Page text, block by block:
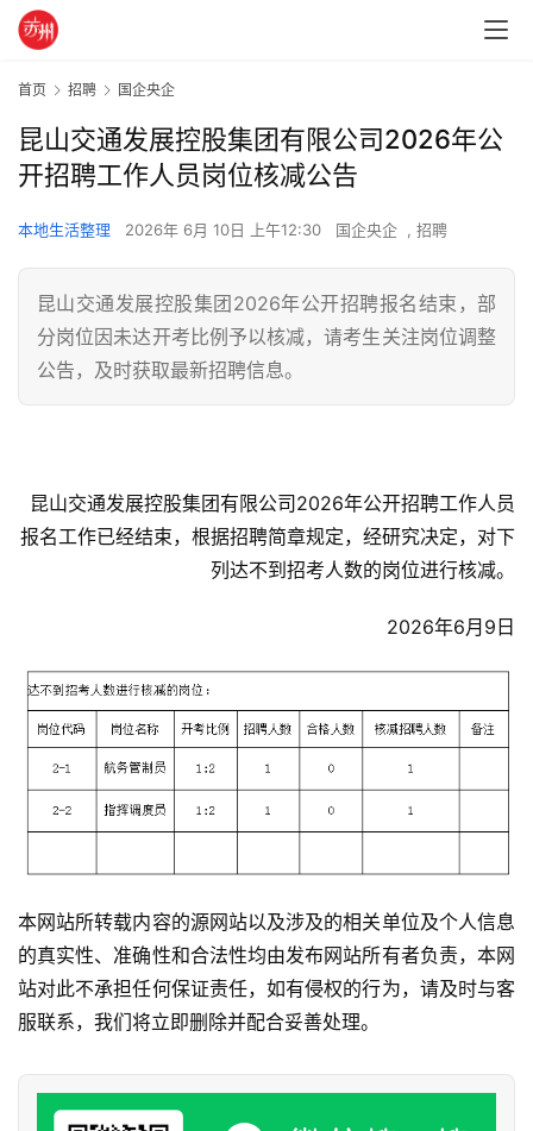
首页 招聘 国企央企
昆山交通发展控股集团有限公司2026年公
开招聘工作人员岗位核减公告
本地生活整理 2026年 6月 10日 上午12:30 国企央企 , 招聘
昆山交通发展控股集团2026年公开招聘报名结束，部
分岗位因未达开考比例予以核减，请考生关注岗位调整
公告，及时获取最新招聘信息。
昆山交通发展控股集团有限公司2026年公开招聘工作人员
报名工作已经结束，根据招聘简章规定，经研究决定，对下
列达不到招考人数的岗位进行核减。
2026年6月9日
本网站所转载内容的源网站以及涉及的相关单位及个人信息
的真实性、准确性和合法性均由发布网站所有者负责，本网
站对此不承担任何保证责任，如有侵权的行为，请及时与客
服联系，我们将立即删除并配合妥善处理。